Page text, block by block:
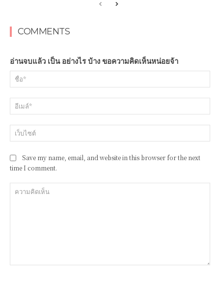
COMMENTS
อ่านจบแล้ว เป็น อย่างไร บ้าง ขอความคิดเห็นหน่อยจ้า
Save my name, email, and website in this browser for the next
time I comment.